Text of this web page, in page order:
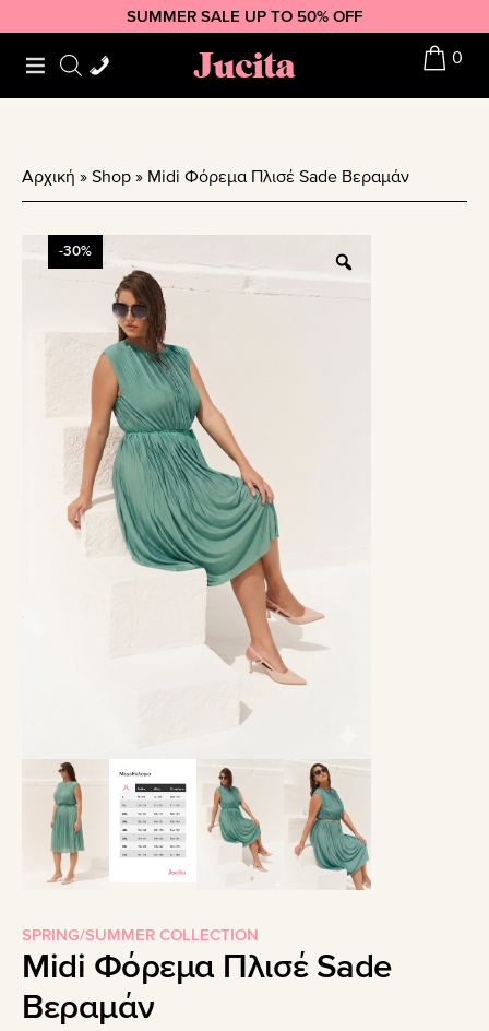
to
primary
to
main
to
footer
SUMMER SALE UP TO 50% OFF
Jucita 0
Αρχική » Shop » Midi Φόρεμα Πλισέ Sade Βεραμάν
-30%
SPRING/SUMMER COLLECTION
Midi Φόρεμα Πλισέ Sade
Βεραμάν